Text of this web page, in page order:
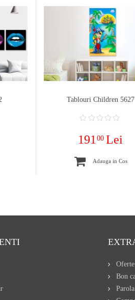
Tablouri Children 5627
19100 Lei
Adauga in Cos
Oferte
Bon